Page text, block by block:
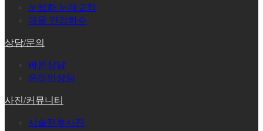
눈썹하 눈매교정
매몰 안검하수
상담/문의
빠른상담
온라인상담
사진/커뮤니티
시술전후사진